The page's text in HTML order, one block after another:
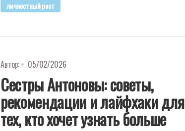
личностный рост
Автор: 05/02/2026
Сестры Антоновы: советы,
рекомендации и лайфхаки для
тех, кто хочет узнать больше